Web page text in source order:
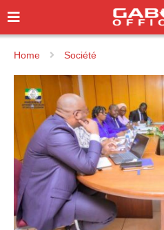
Home Société